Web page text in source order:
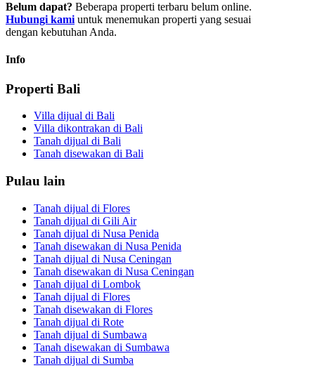
Belum dapat? Beberapa properti terbaru belum online.
Hubungi kami untuk menemukan properti yang sesuai
dengan kebutuhan Anda.
Info
Properti Bali
Villa dijual di Bali
Villa dikontrakan di Bali
Tanah dijual di Bali
Tanah disewakan di Bali
Pulau lain
Tanah dijual di Flores
Tanah dijual di Gili Air
Tanah dijual di Nusa Penida
Tanah disewakan di Nusa Penida
Tanah dijual di Nusa Ceningan
Tanah disewakan di Nusa Ceningan
Tanah dijual di Lombok
Tanah dijual di Flores
Tanah disewakan di Flores
Tanah dijual di Rote
Tanah dijual di Sumbawa
Tanah disewakan di Sumbawa
Tanah dijual di Sumba